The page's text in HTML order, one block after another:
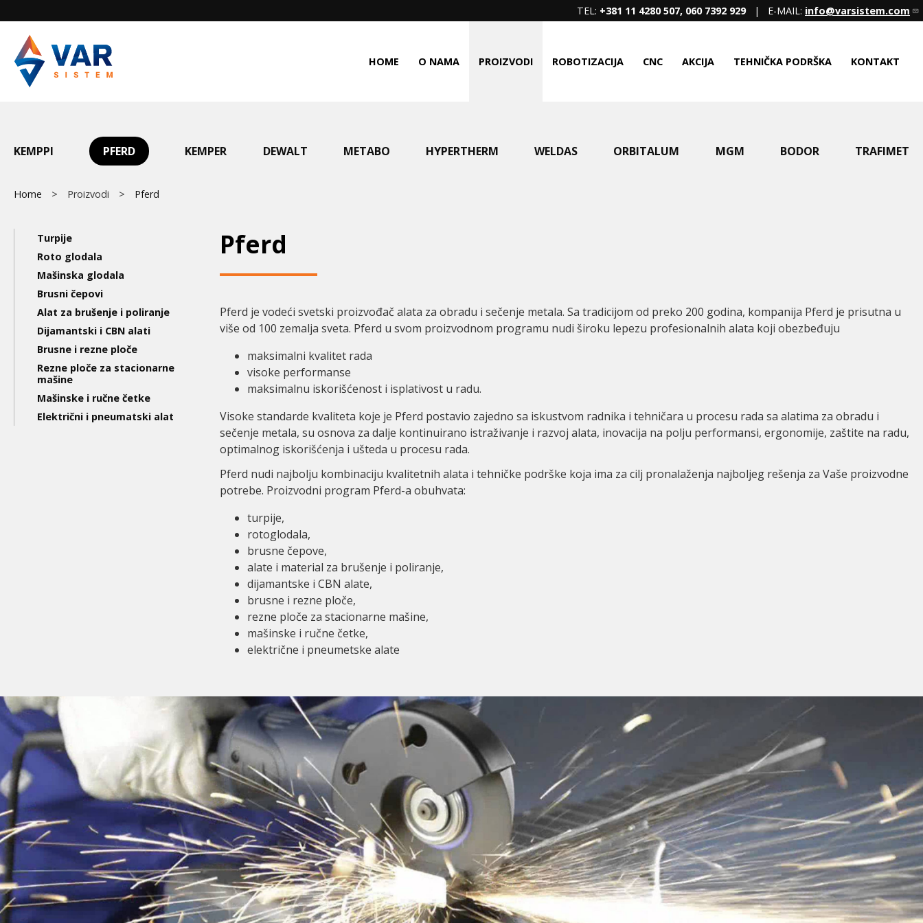
to
main
content
TEL: +381 11 4280 507, 060 7392 929| E-MAIL: info@varsistem.com
HOME O NAMA PROIZVODI ROBOTIZACIJA CNC AKCIJA TEHNIČKA PODRŠKA KONTAKT
Main
KEMPPI PFERD KEMPER DEWALT METABO HYPERTHERM WELDAS ORBITALUM MGM BODOR TRAFIMET
Breadcrumb
Home Proizvodi Pferd
Pferd
Pferd je vodeći svetski proizvođač alata za obradu i sečenje metala. Sa tradicijom od preko 200 godina, kompanija Pferd je prisutna u
više od 100 zemalja sveta. Pferd u svom proizvodnom programu nudi široku lepezu profesionalnih alata koji obezbeđuju
maksimalni kvalitet rada
visoke performanse
maksimalnu iskorišćenost i isplativost u radu.
Visoke standarde kvaliteta koje je Pferd postavio zajedno sa iskustvom radnika i tehničara u procesu rada sa alatima za obradu i
sečenje metala, su osnova za dalje kontinuirano istraživanje i razvoj alata, inovacija na polju performansi, ergonomije, zaštite na radu,
optimalnog iskorišćenja i ušteda u procesu rada.
Pferd nudi najbolju kombinaciju kvalitetnih alata i tehničke podrške koja ima za cilj pronalaženja najboljeg rešenja za Vaše proizvodne
potrebe. Proizvodni program Pferd-a obuhvata:
turpije,
rotoglodala,
brusne čepove,
alate i material za brušenje i poliranje,
dijamantske i CBN alate,
brusne i rezne ploče,
rezne ploče za stacionarne mašine,
mašinske i ručne četke,
električne i pneumetske alate
Main
navigation
3nd
level
Turpije
Roto glodala
Mašinska glodala
Brusni čepovi
Alat za brušenje i poliranje
Dijamantski i CBN alati
Brusne i rezne ploče
Rezne ploče za stacionarne
mašine
Mašinske i ručne četke
Električni i pneumatski alat